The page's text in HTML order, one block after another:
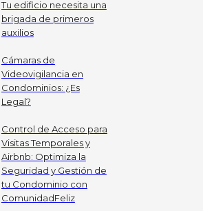
Tu edificio necesita una
brigada de primeros
auxilios
Cámaras de
Videovigilancia en
Condominios: ¿Es
Legal?
Control de Acceso para
Visitas Temporales y
Airbnb: Optimiza la
Seguridad y Gestión de
tu Condominio con
ComunidadFeliz